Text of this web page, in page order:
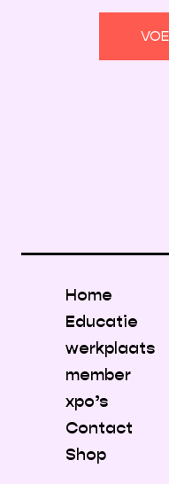
Home
Educatie
werkplaats
member
xpo’s
Contact
Shop